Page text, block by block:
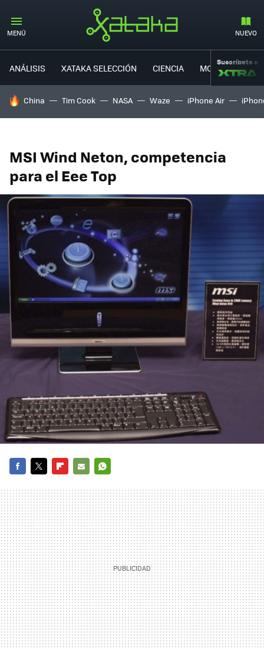
MENÚ NUEVO
ANÁLISIS XATAKA SELECCIÓN CIENCIA MOVILIDAD
Suscríbete a
HOY SE HABLA DE
China Tim Cook NASA Waze iPhone Air
MSI Wind Neton, competencia
para el Eee Top
MAIL